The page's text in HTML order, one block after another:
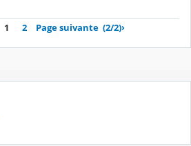
1 2 Page suivante (2/2)›